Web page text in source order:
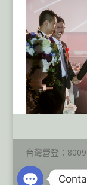
台灣營登：